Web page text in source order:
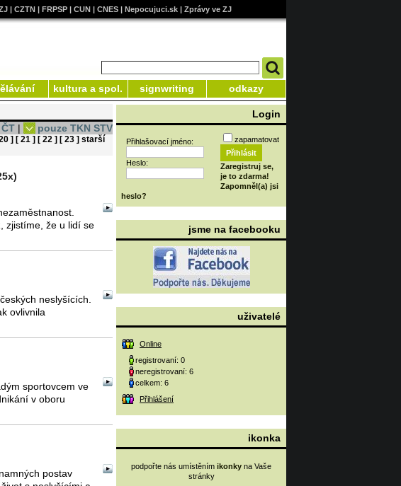
| CZTN| FRPSP| CUN| CNES| Nepocujuci.sk| Zprávy ve ZJ
kultura a spol. signwriting odkazy
| pouze TKN STV
] [ 21 ] [ 22 ] [ 23 ] starší
zjistíme, že u lidí se
neslyšících.
ovlivnila
sportovcem ve
v oboru
postav
Login
Přihlašovací jméno:
Heslo:
zapamatovat
Zaregistruj se,
je to zdarma!
Zapomněl(a) jsi
heslo?
jsme na facebooku
uživatelé
Online
registrovaní: 0
neregistrovaní: 6
celkem: 6
Přihlášení
ikonka
podpořte nás umístěním ikonky na Vaše
stránky